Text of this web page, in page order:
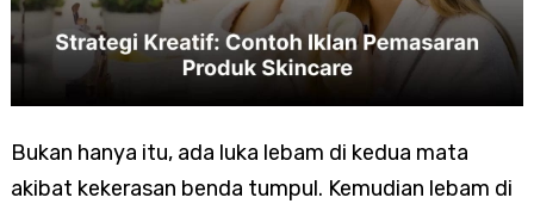
Bukan hanya itu, ada luka lebam di kedua mata
akibat kekerasan benda tumpul. Kemudian lebam di